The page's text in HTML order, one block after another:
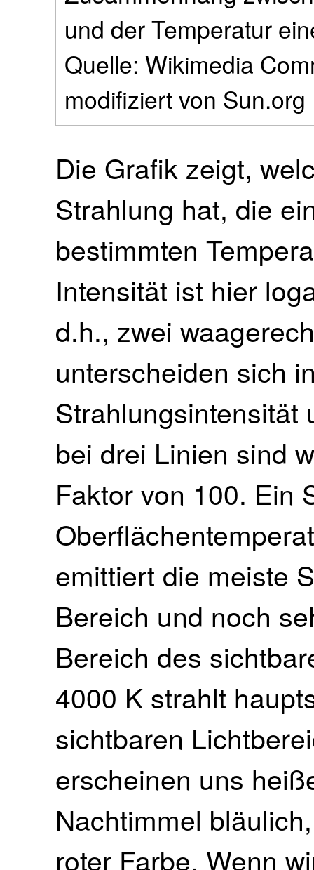
und der Temperatur
Quelle: Wikimedia
modifiziert von Sun.org
Die Grafik zeigt,
Strahlung hat, die
bestimmten
Intensität ist hier
d.h., zwei
unterscheiden sich
Strahlungsintensität
bei drei Linien sind
Faktor von 100. Ein
emittiert die meiste
Bereich und noch
Bereich des
4000 K strahlt
sichtbaren
erscheinen uns
Nachtimmel
roter Farbe. Wenn